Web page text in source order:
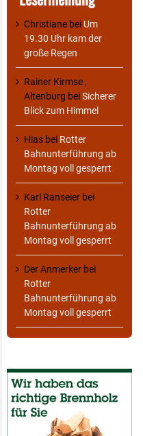
Christiane bei Um
19.30 Uhr kam der
große Regen
Rainer Kirmse ,
Altenburg beiSicherer
Blick zum Himmel
Hias bei Rotter
Bahnunterführung ab
Montag voll gesperrt
Karl Ranseier bei
Rotter
Bahnunterführung ab
Montag voll gesperrt
Der Anmerker bei
Rotter
Bahnunterführung ab
Montag voll gesperrt